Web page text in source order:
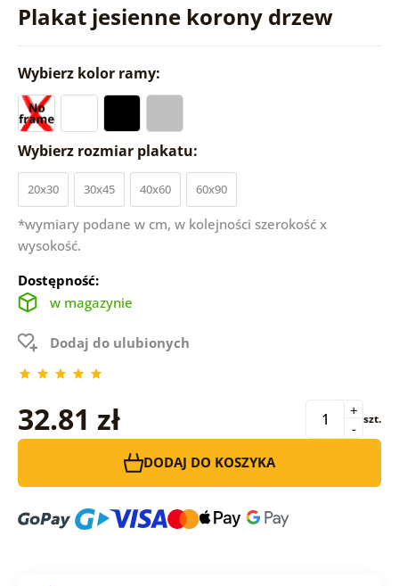
Plakat jesienne korony drzew
Wybierz kolor ramy:
Wybierz rozmiar plakatu:
20x30 30x45 40x60 60x90
*wymiary podane w cm, w kolejności szerokość x
wysokość.
Dostępność:
w magazynie
Dodaj do ulubionych
32.81 zł -
+ szt.
DODAJ DO KOSZYKA